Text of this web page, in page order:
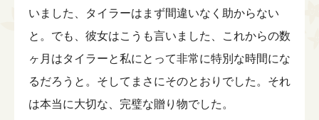
いました、タイラーはまず間違いなく助からない
と。でも、彼女はこうも言いました、これからの数
ヶ月はタイラーと私にとって非常に特別な時間にな
るだろうと。そしてまさにそのとおりでした。それ
は本当に大切な、完璧な贈り物でした。